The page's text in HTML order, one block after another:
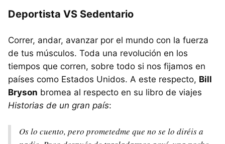
Deportista VS Sedentario
Correr, andar, avanzar por el mundo con la fuerza
de tus músculos. Toda una revolución en los
tiempos que corren, sobre todo si nos fijamos en
países como Estados Unidos. A este respecto, Bill
Bryson bromea al respecto en su libro de viajes
Historias de un gran país:
Os lo cuento, pero prometedme que no se lo diréis a